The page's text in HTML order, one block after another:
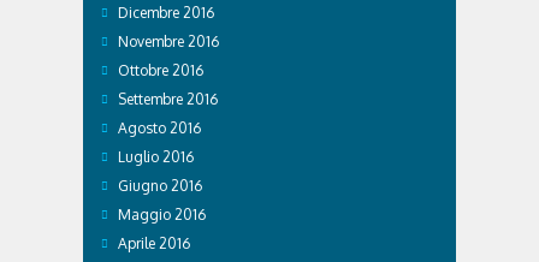
Dicembre 2016
Novembre 2016
Ottobre 2016
Settembre 2016
Agosto 2016
Luglio 2016
Giugno 2016
Maggio 2016
Aprile 2016